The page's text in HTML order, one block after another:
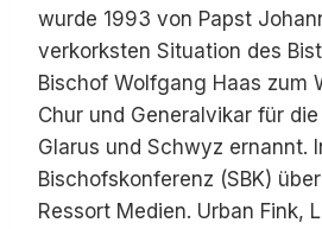
wurde 1993 von Papst
verkorksten Situation des
Bischof Wolfgang Haas zum
Chur und Generalvikar für
Glarus und Schwyz ernannt.
Bischofskonferenz (SBK)
Ressort Medien. Urban Fink,